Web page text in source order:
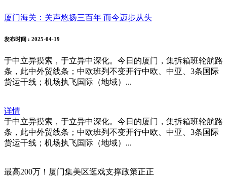
厦门海关：关声悠扬三百年 而今迈步从头
发布时间 : 2025-04-19
于中立异摸索，于立异中深化。今日的厦门，集拆箱班轮航路
条，此中外贸线条；中欧班列不变开行中欧、中亚、3条国际
货运干线；机场执飞国际（地域）...
详情
于中立异摸索，于立异中深化。今日的厦门，集拆箱班轮航路
条，此中外贸线条；中欧班列不变开行中欧、中亚、3条国际
货运干线；机场执飞国际（地域）...
最高200万！厦门集美区逛戏支撑政策正正